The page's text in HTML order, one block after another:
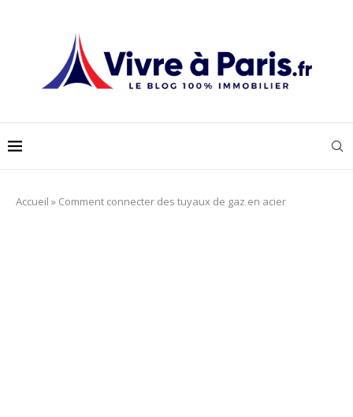
Accueil » Comment connecter des tuyaux de gaz en acier